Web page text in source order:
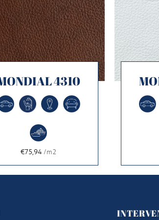
4310
€75,94 /m2